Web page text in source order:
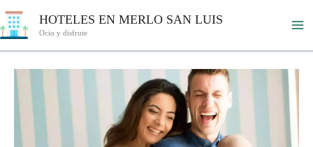
al
HOTELES EN MERLO SAN LUIS
Ocio y disfrute